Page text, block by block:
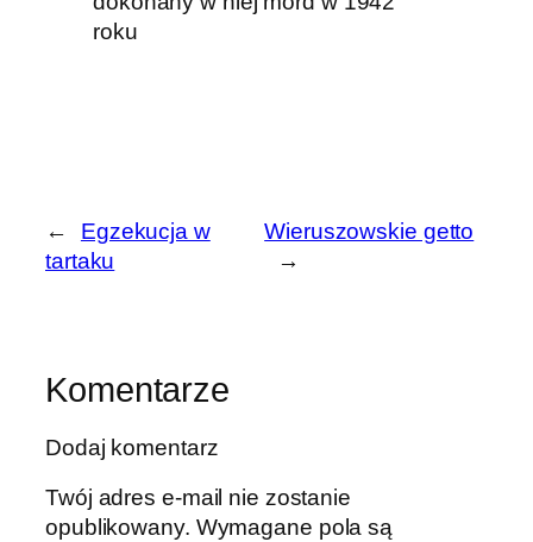
roku
←
Egzekucja w
tartaku
Wieruszowskie getto
→
Komentarze
Dodaj komentarz
Twój adres e-mail nie zostanie
opublikowany. Wymagane pola są